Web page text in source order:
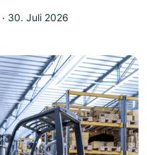
‧ 30. Juli 2026